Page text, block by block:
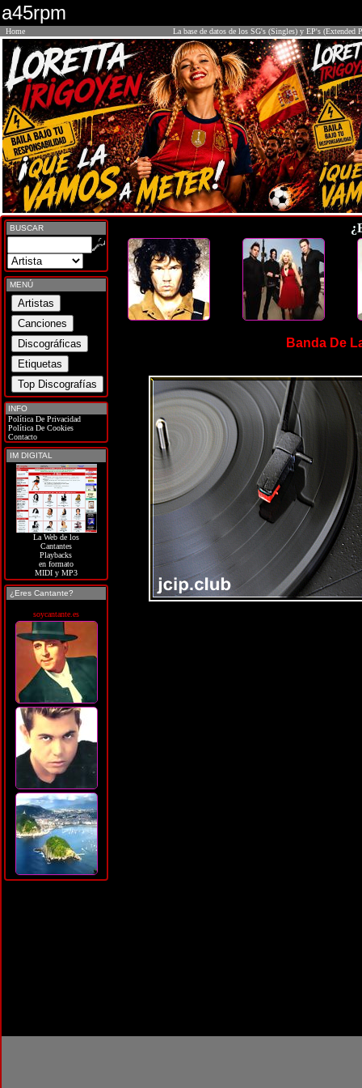
a45rpm
Home La base de datos de los SG's (Singles) y EP's (Extended
BUSCAR
MENÚ
INFO
Política De Privacidad
Política De Cookies
Contacto
IM DIGITAL
La Web de los
Cantantes
Playbacks
en formato
MIDI y MP3
¿Eres Cantante?
soycantante.es
Banda De